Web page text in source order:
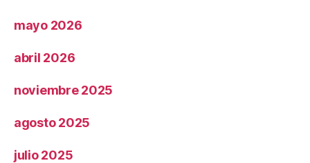
mayo 2026
abril 2026
noviembre 2025
agosto 2025
julio 2025